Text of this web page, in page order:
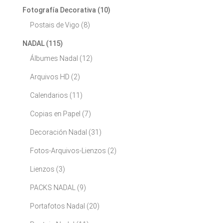
Fotografía Decorativa (10)
Postais de Vigo (8)
NADAL (115)
Álbumes Nadal (12)
Arquivos HD (2)
Calendarios (11)
Copias en Papel (7)
Decoración Nadal (31)
Fotos-Arquivos-Lienzos (2)
Lienzos (3)
PACKS NADAL (9)
Portafotos Nadal (20)